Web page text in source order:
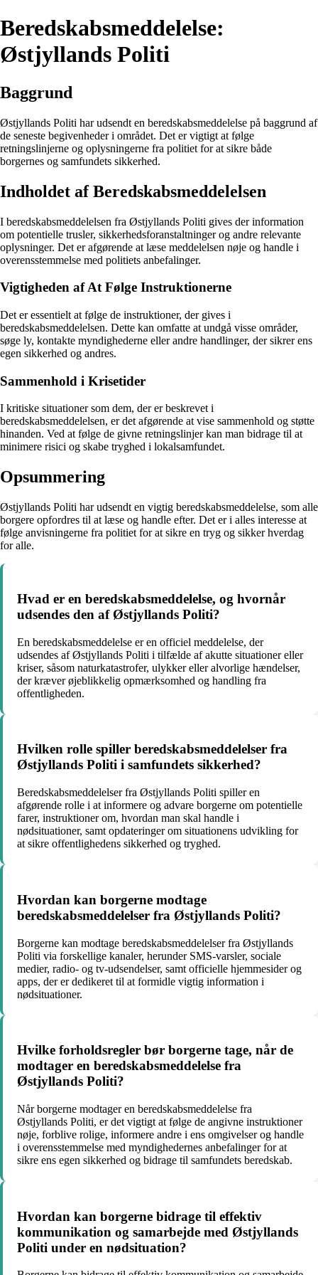
Beredskabsmeddelelse:
Østjyllands Politi
Baggrund
Østjyllands Politi har udsendt en beredskabsmeddelelse på baggrund af
de seneste begivenheder i området. Det er vigtigt at følge
retningslinjerne og oplysningerne fra politiet for at sikre både
borgernes og samfundets sikkerhed.
Indholdet af Beredskabsmeddelelsen
I beredskabsmeddelelsen fra Østjyllands Politi gives der information
om potentielle trusler, sikkerhedsforanstaltninger og andre relevante
oplysninger. Det er afgørende at læse meddelelsen nøje og handle i
overensstemmelse med politiets anbefalinger.
Vigtigheden af At Følge Instruktionerne
Det er essentielt at følge de instruktioner, der gives i
beredskabsmeddelelsen. Dette kan omfatte at undgå visse områder,
søge ly, kontakte myndighederne eller andre handlinger, der sikrer ens
egen sikkerhed og andres.
Sammenhold i Krisetider
I kritiske situationer som dem, der er beskrevet i
beredskabsmeddelelsen, er det afgørende at vise sammenhold og støtte
hinanden. Ved at følge de givne retningslinjer kan man bidrage til at
minimere risici og skabe tryghed i lokalsamfundet.
Opsummering
Østjyllands Politi har udsendt en vigtig beredskabsmeddelelse, som alle
borgere opfordres til at læse og handle efter. Det er i alles interesse at
følge anvisningerne fra politiet for at sikre en tryg og sikker hverdag
for alle.
Hvad er en beredskabsmeddelelse, og hvornår
udsendes den af Østjyllands Politi?
En beredskabsmeddelelse er en officiel meddelelse, der
udsendes af Østjyllands Politi i tilfælde af akutte situationer eller
kriser, såsom naturkatastrofer, ulykker eller alvorlige hændelser,
der kræver øjeblikkelig opmærksomhed og handling fra
offentligheden.
Hvilken rolle spiller beredskabsmeddelelser fra
Østjyllands Politi i samfundets sikkerhed?
Beredskabsmeddelelser fra Østjyllands Politi spiller en
afgørende rolle i at informere og advare borgerne om potentielle
farer, instruktioner om, hvordan man skal handle i
nødsituationer, samt opdateringer om situationens udvikling for
at sikre offentlighedens sikkerhed og tryghed.
Hvordan kan borgerne modtage
beredskabsmeddelelser fra Østjyllands Politi?
Borgerne kan modtage beredskabsmeddelelser fra Østjyllands
Politi via forskellige kanaler, herunder SMS-varsler, sociale
medier, radio- og tv-udsendelser, samt officielle hjemmesider og
apps, der er dedikeret til at formidle vigtig information i
nødsituationer.
Hvilke forholdsregler bør borgerne tage, når de
modtager en beredskabsmeddelelse fra
Østjyllands Politi?
Når borgerne modtager en beredskabsmeddelelse fra
Østjyllands Politi, er det vigtigt at følge de angivne instruktioner
nøje, forblive rolige, informere andre i ens omgivelser og handle
i overensstemmelse med myndighedernes anbefalinger for at
sikre ens egen sikkerhed og bidrage til samfundets beredskab.
Hvordan kan borgerne bidrage til effektiv
kommunikation og samarbejde med Østjyllands
Politi under en nødsituation?